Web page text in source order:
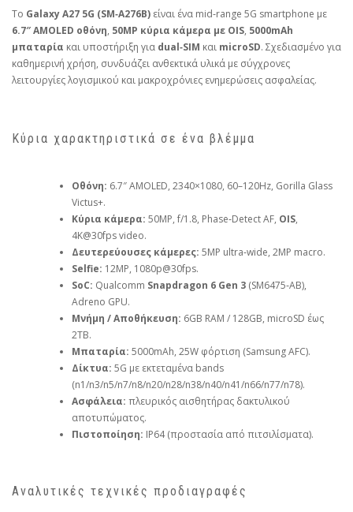
Το Galaxy A27 5G (SM‑A276B) είναι ένα mid‑range 5G smartphone με
6.7″ AMOLED οθόνη, 50MP κύρια κάμερα με OIS, 5000mAh
μπαταρία και υποστήριξη για dual‑SIM και microSD. Σχεδιασμένο για
καθημερινή χρήση, συνδυάζει ανθεκτικά υλικά με σύγχρονες
λειτουργίες λογισμικού και μακροχρόνιες ενημερώσεις ασφαλείας.
Κύρια χαρακτηριστικά σε ένα βλέμμα
Οθόνη: 6.7″ AMOLED, 2340×1080, 60–120Hz, Gorilla Glass
Victus+.
Κύρια κάμερα: 50MP, f/1.8, Phase‑Detect AF, OIS,
4K@30fps video.
Δευτερεύουσες κάμερες: 5MP ultra‑wide, 2MP macro.
Selfie: 12MP, 1080p@30fps.
SoC: Qualcomm Snapdragon 6 Gen 3 (SM6475‑AB),
Adreno GPU.
Μνήμη / Αποθήκευση: 6GB RAM / 128GB, microSD έως
2TB.
Μπαταρία: 5000mAh, 25W φόρτιση (Samsung AFC).
Δίκτυα: 5G με εκτεταμένα bands
(n1/n3/n5/n7/n8/n20/n28/n38/n40/n41/n66/n77/n78).
Ασφάλεια: πλευρικός αισθητήρας δακτυλικού
αποτυπώματος.
Πιστοποίηση: IP64 (προστασία από πιτσιλίσματα).
Αναλυτικές τεχνικές προδιαγραφές